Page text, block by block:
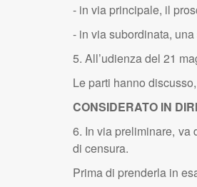
- in via principale, il
- in via subordinata,
5. All’udienza del 21
Le parti hanno
CONSIDERATO IN
6. In via preliminare, va
di censura.
Prima di prenderla in